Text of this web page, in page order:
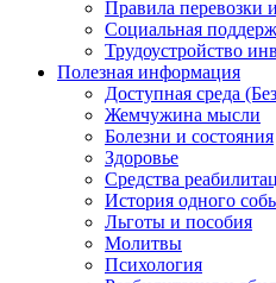
Правила перевозки
Социальная
Трудоустройство
Полезная информация
Доступная среда
Жемчужина мысли
Болезни и состояния
Здоровье
Средства
История одного
Льготы и пособия
Молитвы
Психология